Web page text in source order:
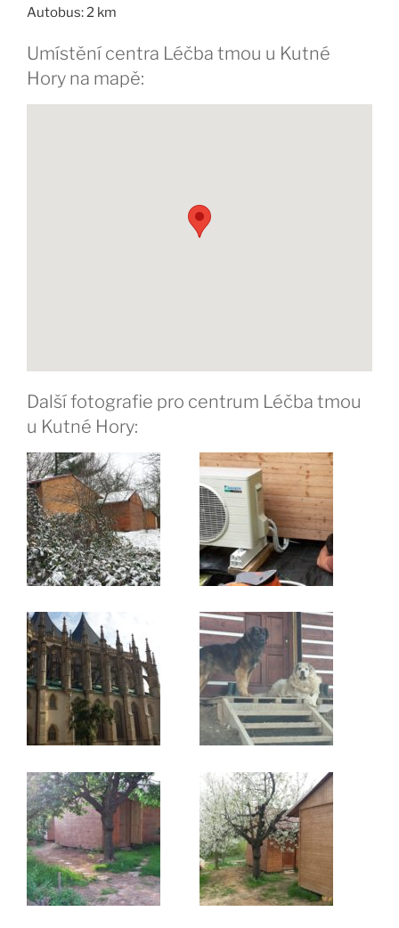
Autobus: 2 km
Umístění centra Léčba tmou u Kutné
Hory na mapě:
Další fotografie pro centrum Léčba tmou
u Kutné Hory: